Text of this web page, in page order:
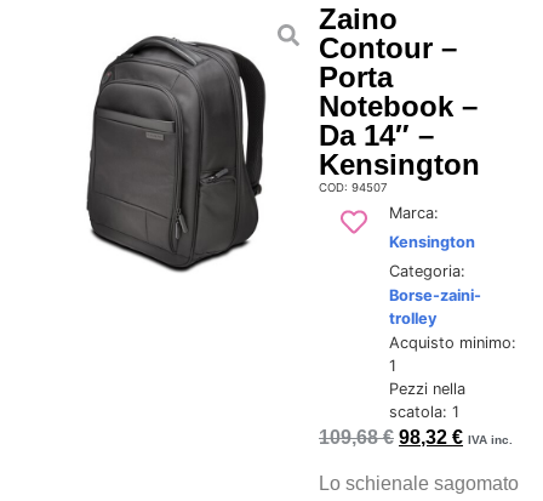
Zaino
Contour –
Porta
Notebook –
Da 14″ –
Kensington
COD: 94507
Marca:
Kensington
Categoria:
Borse-zaini-
trolley
Acquisto minimo:
1
Pezzi nella
scatola: 1
109,68€ 98,32€ IVA inc.
Lo schienale sagomato